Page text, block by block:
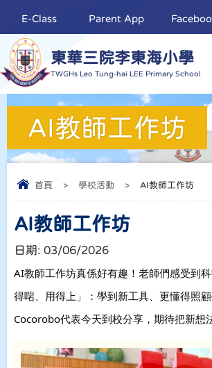
東華三院李東海小學
TWGHs Leo Tung-hai LEE Primary School
E-Class Parent App
AI教師工作坊
首頁 > 學校活動 > AI教師工作坊
AI教師工作坊
日期: 03/06/2026
AI教師工作坊真係好有趣！ 老師們感受到
得啱、用得上」：學到新工具、更懂得照顧
Cocorobo代表今天到校分享，期待把新想